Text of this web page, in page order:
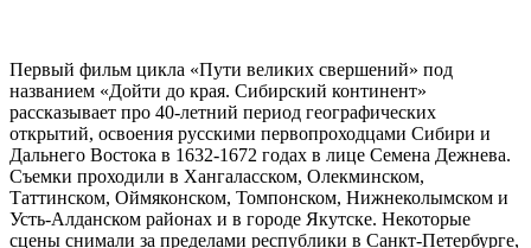
Первый фильм цикла «Пути великих свершений» под
названием «Дойти до края. Сибирский континент»
рассказывает про 40-летний период географических
открытий, освоения русскими первопроходцами Сибири и
Дальнего Востока в 1632-1672 годах в лице Семена Дежнева.
Съемки проходили в Хангаласском, Олекминском,
Таттинском, Оймяконском, Томпонском, Нижнеколымском и
Усть-Алданском районах и в городе Якутске. Некоторые
сцены снимали за пределами республики в Санкт-Петербурге,